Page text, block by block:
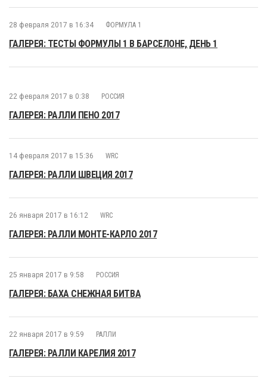
28 февраля 2017 в 16:34 ФОРМУЛА 1
ГАЛЕРЕЯ: ТЕСТЫ ФОРМУЛЫ 1 В БАРСЕЛОНЕ, ДЕНЬ 1
22 февраля 2017 в 0:38 РОССИЯ
ГАЛЕРЕЯ: РАЛЛИ ПЕНО 2017
14 февраля 2017 в 15:36 WRC
ГАЛЕРЕЯ: РАЛЛИ ШВЕЦИЯ 2017
26 января 2017 в 16:12 WRC
ГАЛЕРЕЯ: РАЛЛИ МОНТЕ-КАРЛО 2017
25 января 2017 в 9:58 РОССИЯ
ГАЛЕРЕЯ: БАХА СНЕЖНАЯ БИТВА
22 января 2017 в 9:59 РАЛЛИ
ГАЛЕРЕЯ: РАЛЛИ КАРЕЛИЯ 2017